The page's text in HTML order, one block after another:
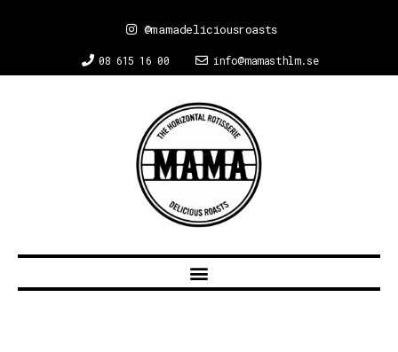
08 615 16 00 info@mamasthlm.se
@mamadeliciousroasts